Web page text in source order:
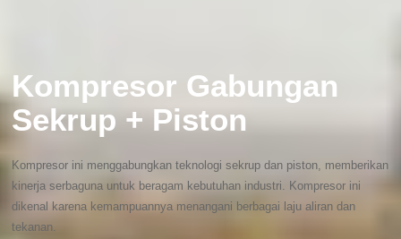
Kompresor Gabungan
Sekrup + Piston
Kompresor ini menggabungkan teknologi sekrup dan piston, memberikan
kinerja serbaguna untuk beragam kebutuhan industri. Kompresor ini
dikenal karena kemampuannya menangani berbagai laju aliran dan
tekanan.